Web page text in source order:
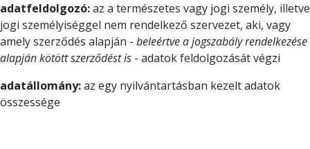
adatfeldolgozó:az a természetes vagy jogi személy, illetve
jogi személyiséggel nem rendelkező szervezet, aki, vagy
amely szerződés alapján - beleértve a jogszabály rendelkezése
alapján kötött szerződést is - adatok feldolgozását végzi
adatállomány:az egy nyilvántartásban kezelt adatok
összessége